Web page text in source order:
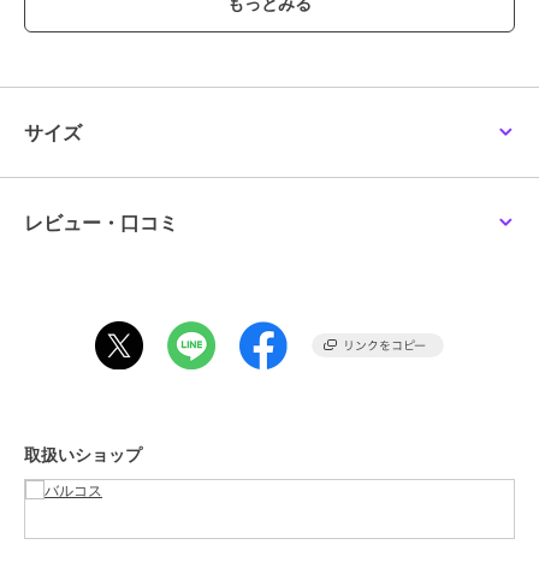
>>無料ギフトサービスについての詳細はこちら
ブランド
性別タイプ
レディース
バッグ
／その他バッグ
サイズ
素材
サイズ
レビュー・口コミ
取扱いショップ